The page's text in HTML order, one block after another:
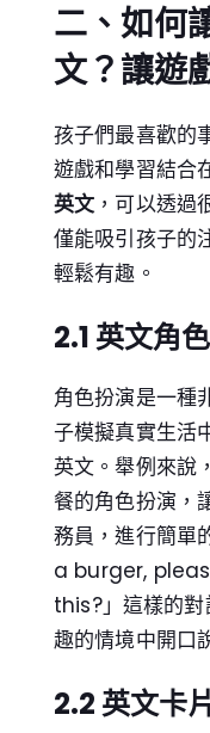
二、如何
文？讓遊
孩子們最喜歡的
遊戲和學習結合
英文 ，可以透過
僅能吸引孩子的
輕鬆有趣。
2.1 英文角
角色扮演是一種
子模擬真實生活
英文。舉例來說
餐的角色扮演，
務員，進行簡單
a burger,
this?」這樣的對
趣的情境中開口
2.2 英文卡